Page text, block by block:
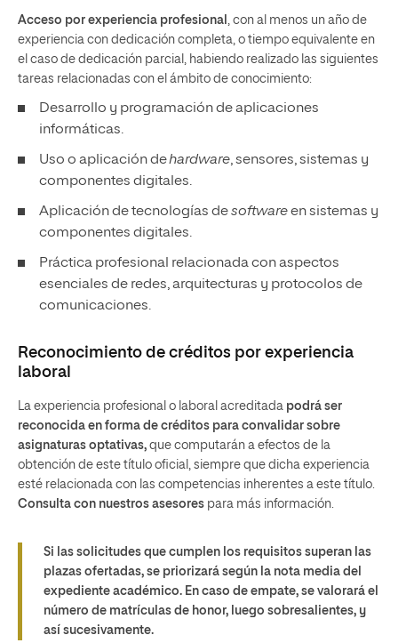
Acceso por experiencia profesional , con al menos un año de
experiencia con dedicación completa, o tiempo equivalente en
el caso de dedicación parcial, habiendo realizado las siguientes
tareas relacionadas con el ámbito de conocimiento:
Desarrollo y programación de aplicaciones
informáticas.
Uso o aplicación dehardware, sensores, sistemas y
componentes digitales.
Aplicación de tecnologías desoftwareen sistemas y
componentes digitales.
Práctica profesional relacionada con aspectos
esenciales de redes, arquitecturas y protocolos de
comunicaciones.
Reconocimiento de créditos por experiencia
laboral
La experiencia profesional o laboral acreditada podrá ser
reconocida en forma de créditos para convalidar sobre
asignaturas optativas, que computarán a efectos de la
obtención de este título oficial, siempre que dicha experiencia
esté relacionada con las competencias inherentes a este título.
Consulta con nuestros asesores para más información.
Si las solicitudes que cumplen los requisitos superan las
plazas ofertadas, se priorizará según la nota media del
expediente académico. En caso de empate, se valorará el
número de matrículas de honor, luego sobresalientes, y
así sucesivamente.